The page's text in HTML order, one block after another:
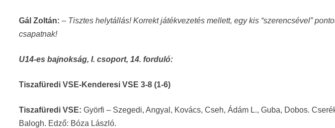
Gál Zoltán: – Tisztes helytállás! Korrekt játékvezetés mellett, egy kis “szerencsével”
csapatnak!
U14-es bajnokság, I. csoport, 14. forduló:
Tiszafüredi VSE-Kenderesi VSE 3-8 (1-6)
Tiszafüredi VSE: Györfi – Szegedi, Angyal, Kovács, Cseh, Ádám L., Guba, Dobos.
Balogh. Edző: Bóza László.